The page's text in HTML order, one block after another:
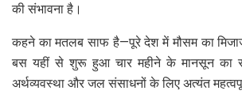
की संभावना है।
कहने का मतलब साफ है—पूरे देश में मौसम का
बस यहीं से शुरू हुआ चार महीने के मानसून का
अर्थव्यवस्था और जल संसाधनों के लिए अत्यंत